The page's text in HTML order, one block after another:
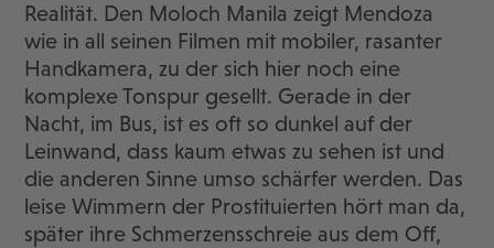
Realität. Den Moloch Manila zeigt Mendoza
wie in all seinen Filmen mit mobiler, rasanter
Handkamera, zu der sich hier noch eine
komplexe Tonspur gesellt. Gerade in der
Nacht, im Bus, ist es oft so dunkel auf der
Leinwand, dass kaum etwas zu sehen ist und
die anderen Sinne umso schärfer werden. Das
leise Wimmern der Prostituierten hört man da,
später ihre Schmerzensschreie aus dem Off,